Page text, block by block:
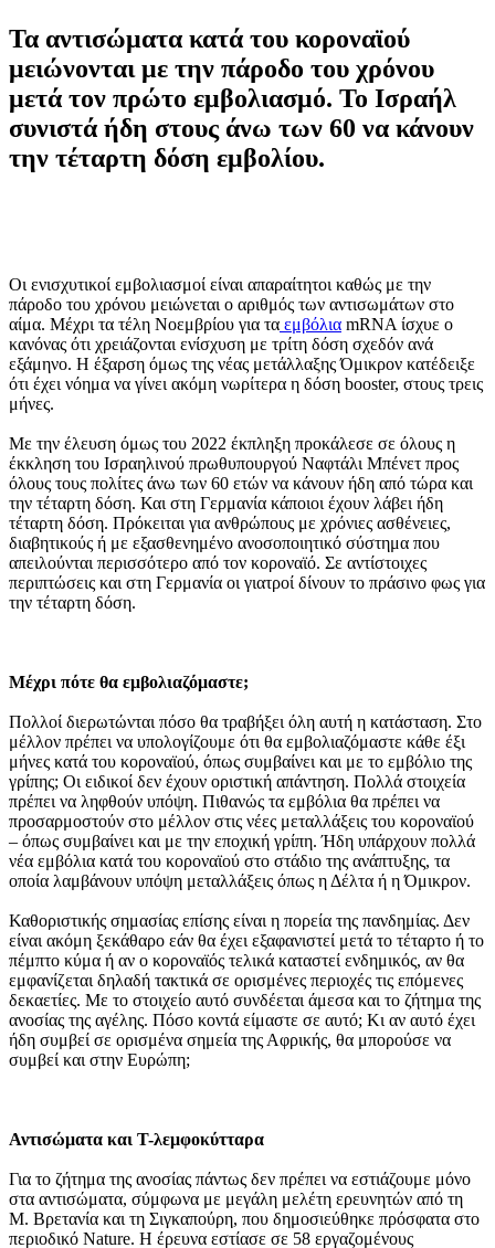
Τα αντισώματα κατά του κοροναϊού
μειώνονται με την πάροδο του χρόνου
μετά τον πρώτο εμβολιασμό. Το Ισραήλ
συνιστά ήδη στους άνω των 60 να κάνουν
την τέταρτη δόση εμβολίου.
Οι ενισχυτικοί εμβολιασμοί είναι απαραίτητoι καθώς με την
πάροδο του χρόνου μειώνεται ο αριθμός των αντισωμάτων στο
αίμα. Μέχρι τα τέλη Νοεμβρίου για τα εμβόλια mRNA ίσχυε ο
κανόνας ότι χρειάζονται ενίσχυση με τρίτη δόση σχεδόν ανά
εξάμηνο. Η έξαρση όμως της νέας μετάλλαξης Όμικρον κατέδειξε
ότι έχει νόημα να γίνει ακόμη νωρίτερα η δόση booster, στους τρεις
μήνες.
Με την έλευση όμως του 2022 έκπληξη προκάλεσε σε όλους η
έκκληση του Ισραηλινού πρωθυπουργού Ναφτάλι Μπένετ προς
όλους τους πολίτες άνω των 60 ετών να κάνουν ήδη από τώρα και
την τέταρτη δόση. Και στη Γερμανία κάποιοι έχουν λάβει ήδη
τέταρτη δόση. Πρόκειται για ανθρώπους με χρόνιες ασθένειες,
διαβητικούς ή με εξασθενημένο ανοσοποιητικό σύστημα που
απειλούνται περισσότερο από τον κοροναϊό. Σε αντίστοιχες
περιπτώσεις και στη Γερμανία οι γιατροί δίνουν το πράσινο φως για
την τέταρτη δόση.
Μέχρι πότε θα εμβολιαζόμαστε;
Πολλοί διερωτώνται πόσο θα τραβήξει όλη αυτή η κατάσταση. Στο
μέλλον πρέπει να υπολογίζουμε ότι θα εμβολιαζόμαστε κάθε έξι
μήνες κατά του κοροναϊού, όπως συμβαίνει και με το εμβόλιο της
γρίπης; Οι ειδικοί δεν έχουν οριστική απάντηση. Πολλά στοιχεία
πρέπει να ληφθούν υπόψη. Πιθανώς τα εμβόλια θα πρέπει να
προσαρμοστούν στο μέλλον στις νέες μεταλλάξεις του κοροναϊού
– όπως συμβαίνει και με την εποχική γρίπη. Ήδη υπάρχουν πολλά
νέα εμβόλια κατά του κοροναϊού στο στάδιο της ανάπτυξης, τα
οποία λαμβάνουν υπόψη μεταλλάξεις όπως η Δέλτα ή η Όμικρον.
Καθοριστικής σημασίας επίσης είναι η πορεία της πανδημίας. Δεν
είναι ακόμη ξεκάθαρο εάν θα έχει εξαφανιστεί μετά το τέταρτο ή το
πέμπτο κύμα ή αν ο κοροναϊός τελικά καταστεί ενδημικός, αν θα
εμφανίζεται δηλαδή τακτικά σε ορισμένες περιοχές τις επόμενες
δεκαετίες. Με το στοιχείο αυτό συνδέεται άμεσα και το ζήτημα της
ανοσίας της αγέλης. Πόσο κοντά είμαστε σε αυτό; Κι αν αυτό έχει
ήδη συμβεί σε ορισμένα σημεία της Αφρικής, θα μπορούσε να
συμβεί και στην Ευρώπη;
Αντισώματα και T-λεμφοκύτταρα
Για το ζήτημα της ανοσίας πάντως δεν πρέπει να εστιάζουμε μόνο
στα αντισώματα, σύμφωνα με μεγάλη μελέτη ερευνητών από τη
Μ. Βρετανία και τη Σιγκαπούρη, που δημοσιεύθηκε πρόσφατα στο
περιοδικό Nature. Η έρευνα εστίασε σε 58 εργαζομένους